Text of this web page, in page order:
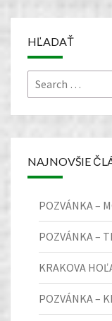
HĽADAŤ
Search
for:
NAJNOVŠIE
POZVÁNKA –
POZVÁNKA –
KRAKOVA
POZVÁNKA –